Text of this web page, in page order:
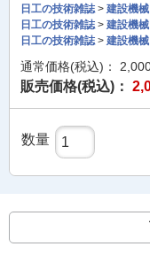
日工の技術雑誌> 建設機械
日工の技術雑誌> 建設機械
日工の技術雑誌> 建設機械
通常価格(税込)：
販売価格(税込)：
数量